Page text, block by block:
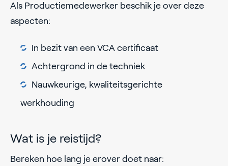
Als Productiemedewerker beschik je over deze
aspecten:
In bezit van een VCA certificaat
Achtergrond in de techniek
Nauwkeurige, kwaliteitsgerichte
werkhouding
Wat is je reistijd?
Bereken hoe lang je erover doet naar: